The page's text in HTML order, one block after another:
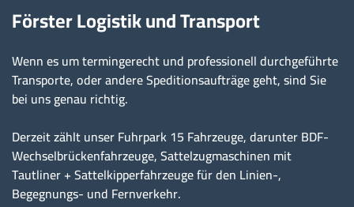
Förster Logistik und Transport
Wenn es um termingerecht und professionell durchgeführte
Transporte, oder andere Speditionsaufträge geht, sind Sie
bei uns genau richtig.
Derzeit zählt unser Fuhrpark 15 Fahrzeuge, darunter BDF-
Wechselbrückenfahrzeuge, Sattelzugmaschinen mit
Tautliner + Sattelkipperfahrzeuge für den Linien-,
Begegnungs- und Fernverkehr.